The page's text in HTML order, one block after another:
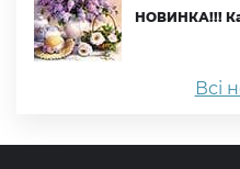
НОВИНКА!!!
Всі